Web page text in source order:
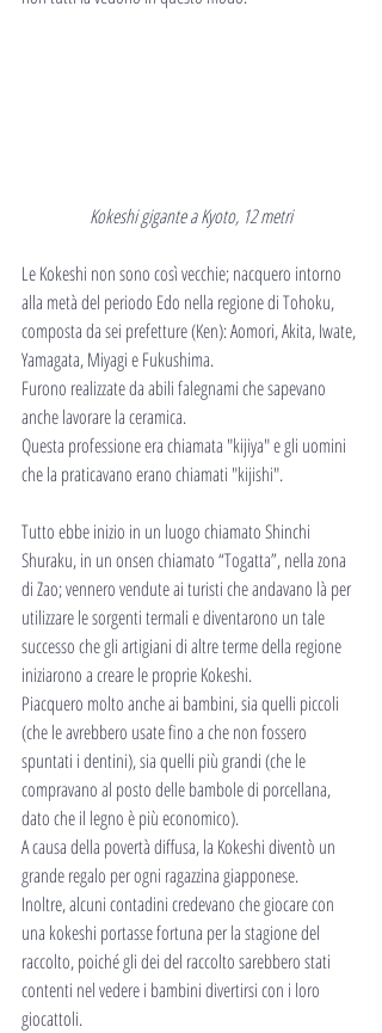
Kokeshi gigante a Kyoto, 12 metri
Le Kokeshi non sono così vecchie; nacquero intorno
alla metà del periodo Edo nella regione di Tohoku,
composta da sei prefetture (Ken): Aomori, Akita, Iwate,
Yamagata, Miyagi e Fukushima.
Furono realizzate da abili falegnami che sapevano
anche lavorare la ceramica.
Questa professione era chiamata "kijiya" e gli uomini
che la praticavano erano chiamati "kijishi".
Tutto ebbe inizio in un luogo chiamato Shinchi
Shuraku, in un onsen chiamato “Togatta”, nella zona
di Zao; vennero vendute ai turisti che andavano là per
utilizzare le sorgenti termali e diventarono un tale
successo che gli artigiani di altre terme della regione
iniziarono a creare le proprie Kokeshi.
Piacquero molto anche ai bambini, sia quelli piccoli
(che le avrebbero usate fino a che non fossero
spuntati i dentini), sia quelli più grandi (che le
compravano al posto delle bambole di porcellana,
dato che il legno è più economico).
A causa della povertà diffusa, la Kokeshi diventò un
grande regalo per ogni ragazzina giapponese.
Inoltre, alcuni contadini credevano che giocare con
una kokeshi portasse fortuna per la stagione del
raccolto, poiché gli dei del raccolto sarebbero stati
contenti nel vedere i bambini divertirsi con i loro
giocattoli.